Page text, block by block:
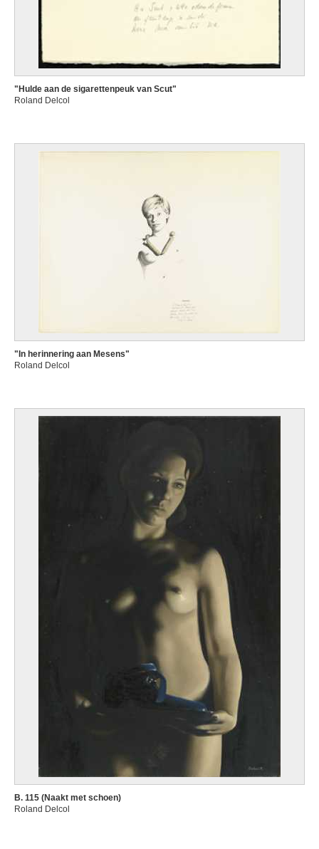
"Hulde aan de sigarettenpeuk van Scut"
Roland Delcol
"In herinnering aan Mesens"
Roland Delcol
B. 115 (Naakt met schoen)
Roland Delcol